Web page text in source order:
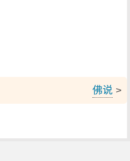
佛说 >